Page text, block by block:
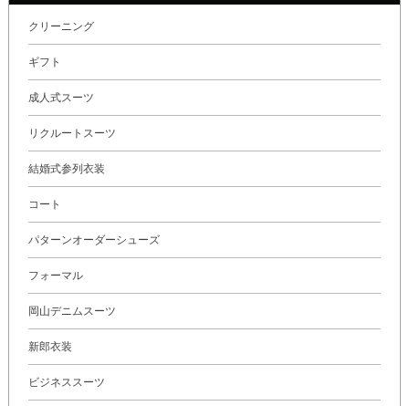
クリーニング
ギフト
成人式スーツ
リクルートスーツ
結婚式参列衣装
コート
パターンオーダーシューズ
フォーマル
岡山デニムスーツ
新郎衣装
ビジネススーツ